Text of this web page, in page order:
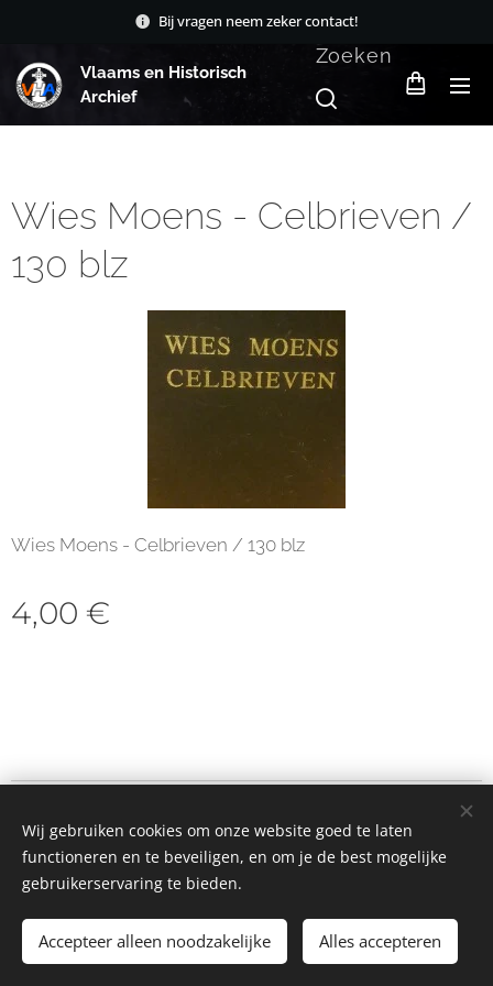
Bij vragen neem zeker contact!
Vlaams en Historisch
Archief
Zoeken
Wies Moens - Celbrieven /
130 blz
Wies Moens - Celbrieven / 130 blz
4,00 €
Toevoegen aan de winkelwagen
Cookies
Wij gebruiken cookies om onze website goed te laten
functioneren en te beveiligen, en om je de best mogelijke
gebruikerservaring te bieden.
Accepteer alleen noodzakelijke Alles accepteren